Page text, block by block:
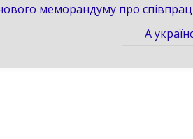
меморандуму про
А